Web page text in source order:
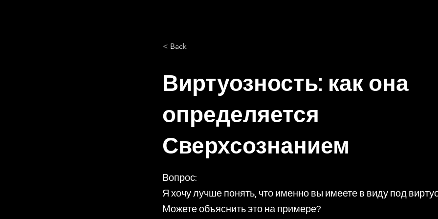
< Back
Виртуозность: как она
определяется
Сверхсознанием
Вопрос:
Я хочу лучше понять, что именно вы имеете в виду под
Можете объяснить это на примере?